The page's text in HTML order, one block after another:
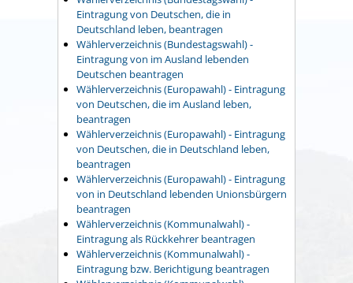
Eintragung von Deutschen, die in
Deutschland leben, beantragen
Wählerverzeichnis (Bundestagswahl) -
Eintragung von im Ausland lebenden
Deutschen beantragen
Wählerverzeichnis (Europawahl) - Eintragung
von Deutschen, die im Ausland leben,
beantragen
Wählerverzeichnis (Europawahl) - Eintragung
von Deutschen, die in Deutschland leben,
beantragen
Wählerverzeichnis (Europawahl) - Eintragung
von in Deutschland lebenden Unionsbürgern
beantragen
Wählerverzeichnis (Kommunalwahl) -
Eintragung als Rückkehrer beantragen
Wählerverzeichnis (Kommunalwahl) -
Eintragung bzw. Berichtigung beantragen